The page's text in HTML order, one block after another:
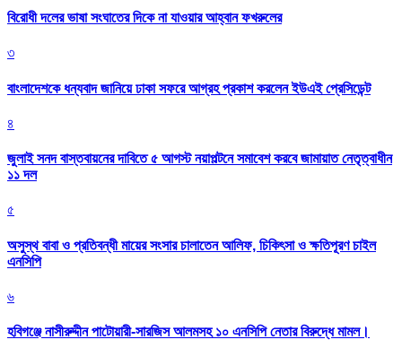
বিরোধী দলের ভাষা সংঘাতের দিকে না যাওয়ার আহ্বান ফখরুলের
৩
বাংলাদেশকে ধন্যবাদ জানিয়ে ঢাকা সফরে আগ্রহ প্রকাশ করলেন ইউএই প্রেসিডেন্ট
৪
জুলাই সনদ বাস্তবায়নের দাবিতে ৫ আগস্ট নয়াপল্টনে সমাবেশ করবে জামায়াত নেতৃত্বাধীন
১১ দল
৫
অসুস্থ বাবা ও প্রতিবন্ধী মায়ের সংসার চালাতেন আলিফ, চিকিৎসা ও ক্ষতিপূরণ চাইল
এনসিপি
৬
হবিগঞ্জে নাসীরুদ্দীন পাটোয়ারী-সারজিস আলমসহ ১০ এনসিপি নেতার বিরুদ্ধে মামল।